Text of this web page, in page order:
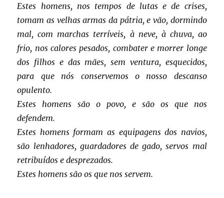
Estes homens, nos tempos de lutas e de crises,
tomam as velhas armas da pátria, e vão, dormindo
mal, com marchas terríveis, à neve, à chuva, ao
frio, nos calores pesados, combater e morrer longe
dos filhos e das mães, sem ventura, esquecidos,
para que nós conservemos o nosso descanso
opulento.
Estes homens são o povo, e são os que nos
defendem.
Estes homens formam as equipagens dos navios,
são lenhadores, guardadores de gado, servos mal
retribuídos e desprezados.
Estes homens são os que nos servem.